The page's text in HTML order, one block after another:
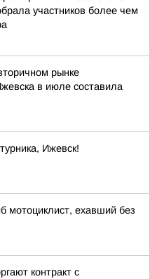
участников более чем
рынке
в июле составила
Ижевск!
мотоциклист, ехавший без
контракт с